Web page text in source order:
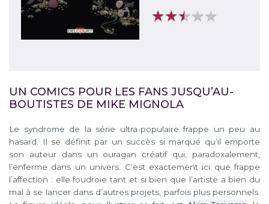
★★★★★
★★★★★
UN COMICS POUR LES FANS JUSQU’AU-
BOUTISTES DE MIKE MIGNOLA
Le syndrome de la série ultra-populaire frappe un peu au
hasard. Il se définit par un succès si marqué qu’il emporte
son auteur dans un ouragan créatif qui, paradoxalement,
l’enferme dans un univers. C’est exactement ici que frappe
l’affection : elle foudroie tant et si bien que l’artiste a bien du
mal à se lancer dans d’autres projets, parfois plus personnels.